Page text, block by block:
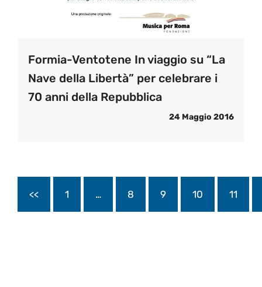
Formia-Ventotene In viaggio su “La
Nave della Libertà” per celebrare i
70 anni della Repubblica
24 Maggio 2016
<< 1 … 8 9 10 11